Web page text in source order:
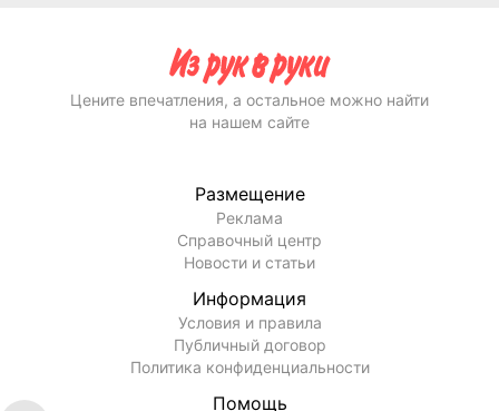
Цените впечатления, а остальное можно найти
на нашем сайте
Размещение
Реклама
Справочный центр
Новости и статьи
Информация
Условия и правила
Публичный договор
Политика конфиденциальности
Помощь